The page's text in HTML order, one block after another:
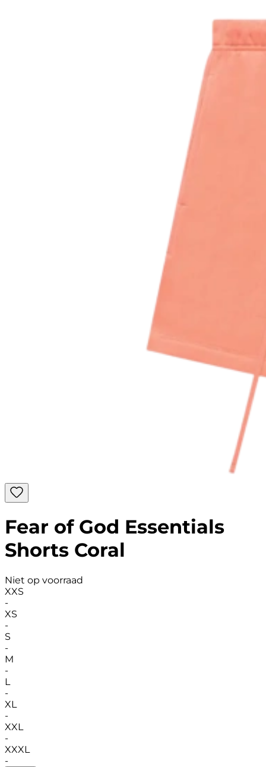
Fear of God Essentials
Shorts Coral
Niet op voorraad
XXS
-
XS
-
S
-
M
-
L
-
XL
-
XXL
-
XXXL
-